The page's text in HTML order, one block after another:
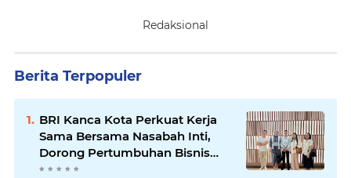
Redaksional
Berita Terpopuler
BRI Kanca Kota Perkuat Kerja
Sama Bersama Nasabah Inti,
Dorong Pertumbuhan Bisnis
Berkelanjutan